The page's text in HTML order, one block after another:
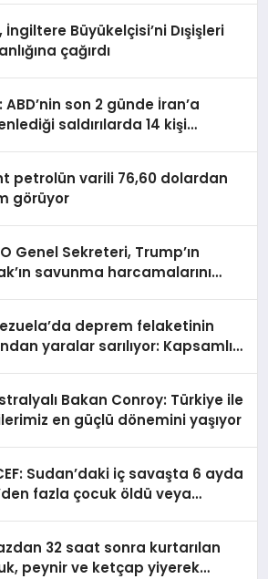
İngiltere Büyükelçisi’ni Dışişleri
çağırdı
ABD’nin son 2 günde İran’a
saldırılarda 14 kişi
petrolün varili 76,60 dolardan
görüyor
Genel Sekreteri, Trump’ın
savunma harcamalarını
deprem felaketinin
yaralar sarılıyor: Kapsamlı
Bakan Conroy: Türkiye ile
en güçlü dönemini yaşıyor
Sudan’daki iç savaşta 6 ayda
fazla çocuk öldü veya
32 saat sonra kurtarılan
peynir ve ketçap yiyerek